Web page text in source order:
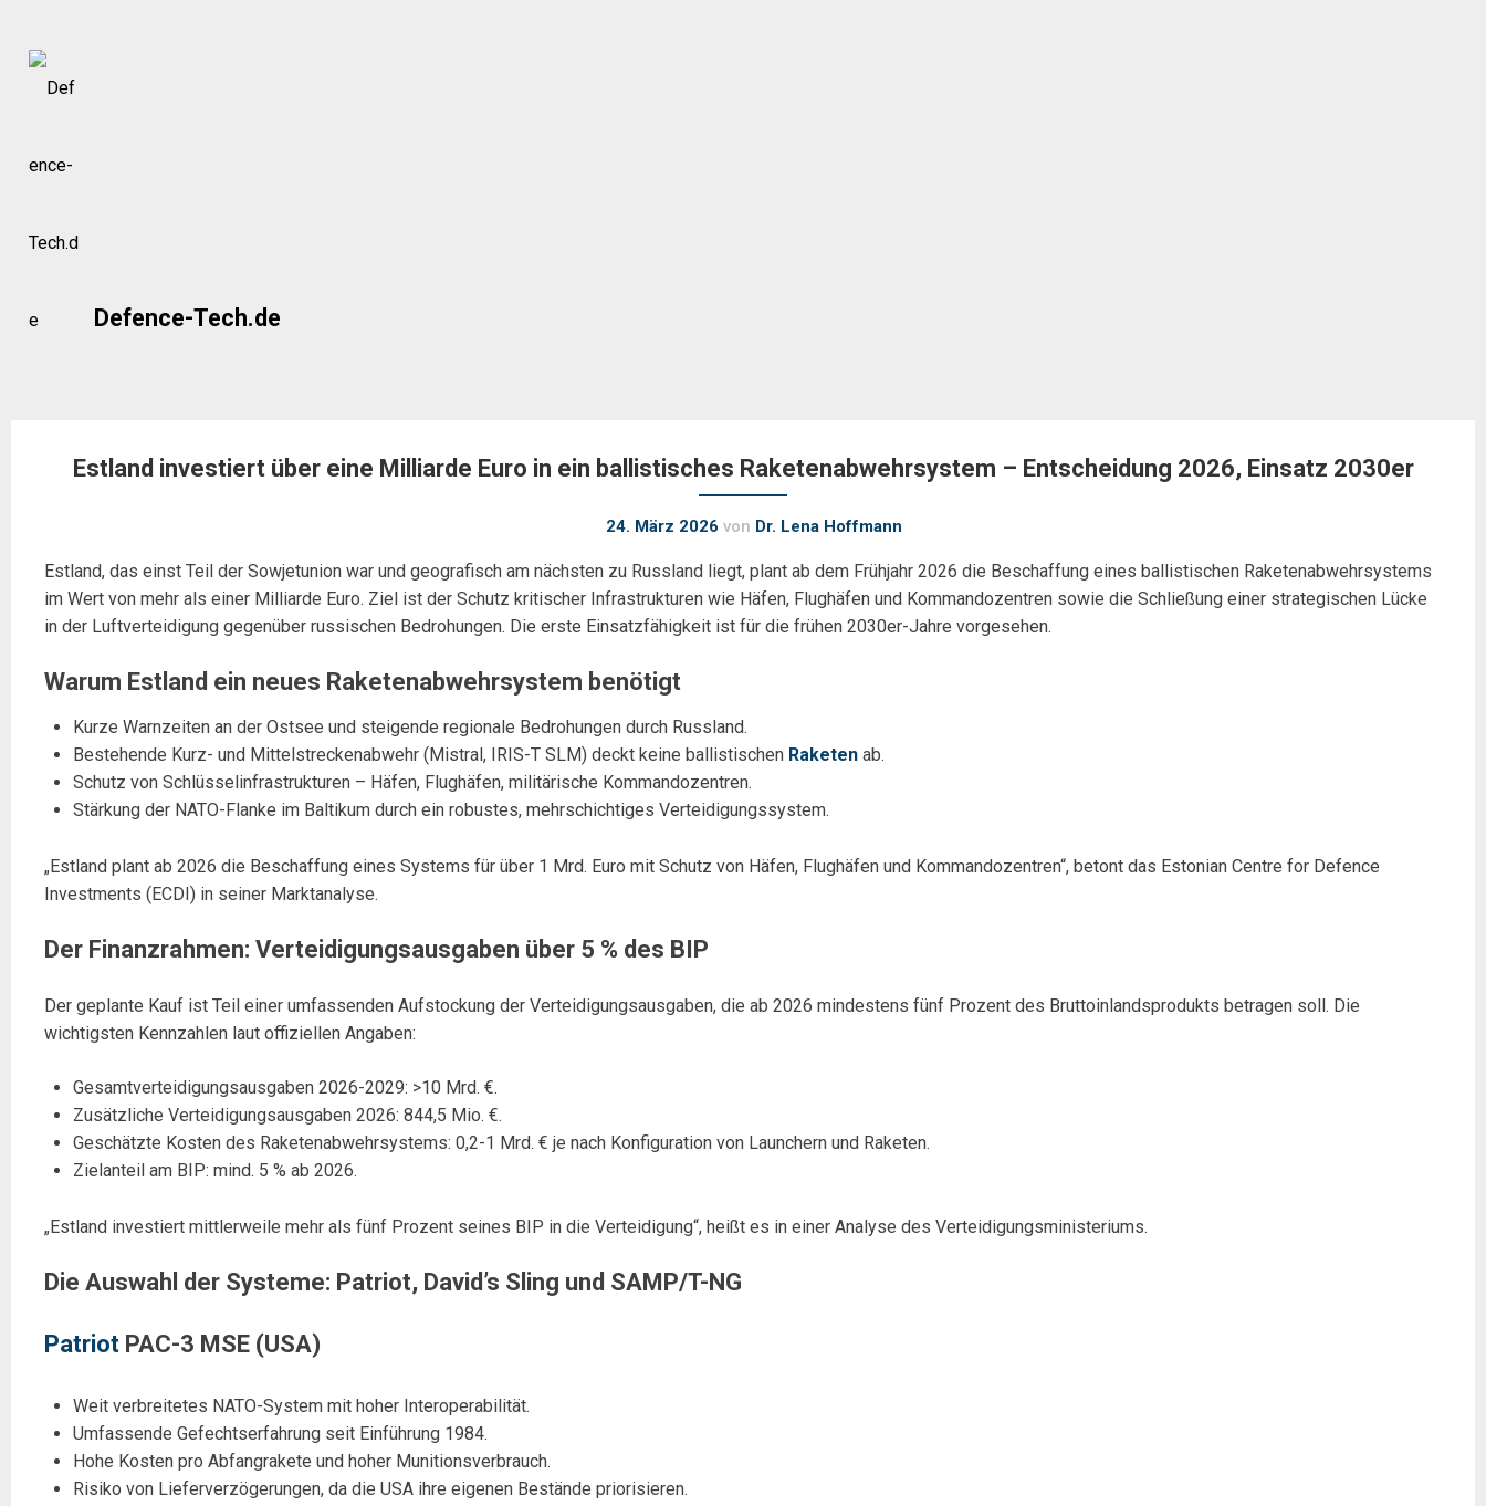
Skip
Defence-Tech.de
Estland investiert über eine Milliarde Euro in ein ballistisches Raketenabwehrsystem – Entscheidung 2026, Einsatz 2030er
24. März 2026 von Dr. Lena Hoffmann
Estland, das einst Teil der Sowjetunion war und geografisch am nächsten zu Russland liegt, plant ab dem Frühjahr 2026 die Beschaffung eines ballistischen Raketenabwehrsystems
im Wert von mehr als einer Milliarde Euro. Ziel ist der Schutz kritischer Infrastrukturen wie Häfen, Flughäfen und Kommandozentren sowie die Schließung einer strategischen Lücke
in der Luftverteidigung gegenüber russischen Bedrohungen. Die erste Einsatzfähigkeit ist für die frühen 2030er-Jahre vorgesehen.
Warum Estland ein neues Raketenabwehrsystem benötigt
Kurze Warnzeiten an der Ostsee und steigende regionale Bedrohungen durch Russland.
Bestehende Kurz- und Mittelstreckenabwehr (Mistral, IRIS-T SLM) deckt keine ballistischen Raketenab.
Schutz von Schlüsselinfrastrukturen – Häfen, Flughäfen, militärische Kommandozentren.
Stärkung der NATO-Flanke im Baltikum durch ein robustes, mehrschichtiges Verteidigungssystem.
„Estland plant ab 2026 die Beschaffung eines Systems für über 1 Mrd. Euro mit Schutz von Häfen, Flughäfen und Kommandozentren“, betont das Estonian Centre for Defence
Investments (ECDI) in seiner Marktanalyse.
Der Finanzrahmen: Verteidigungsausgaben über 5 % des BIP
Der geplante Kauf ist Teil einer umfassenden Aufstockung der Verteidigungsausgaben, die ab 2026 mindestens fünf Prozent des Bruttoinlandsprodukts betragen soll. Die
wichtigsten Kennzahlen laut offiziellen Angaben:
Gesamtverteidigungsausgaben 2026-2029: >10 Mrd. €.
Zusätzliche Verteidigungsausgaben 2026: 844,5 Mio. €.
Geschätzte Kosten des Raketenabwehrsystems: 0,2-1 Mrd. € je nach Konfiguration von Launchern und Raketen.
Zielanteil am BIP: mind. 5 % ab 2026.
„Estland investiert mittlerweile mehr als fünf Prozent seines BIP in die Verteidigung“, heißt es in einer Analyse des Verteidigungsministeriums.
Die Auswahl der Systeme: Patriot, David’s Sling und SAMP/T-NG
Patriot PAC-3 MSE (USA)
Weit verbreitetes NATO-System mit hoher Interoperabilität.
Umfassende Gefechtserfahrung seit Einführung 1984.
Hohe Kosten pro Abfangrakete und hoher Munitionsverbrauch.
Risiko von Lieferverzögerungen, da die USA ihre eigenen Bestände priorisieren.